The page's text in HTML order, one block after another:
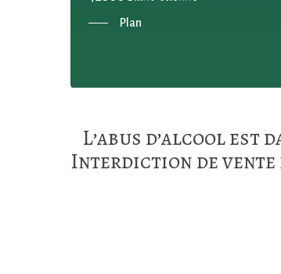
Plan
L’abus d’alcool est
Interdiction de vente